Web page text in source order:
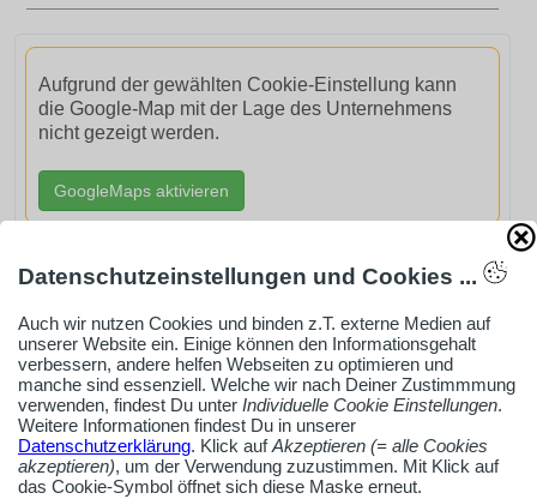
Aufgrund der gewählten Cookie-Einstellung kann
die Google-Map mit der Lage des Unternehmens
nicht gezeigt werden.
GoogleMaps aktivieren
AdSense smARTe inArticle-Anzeige aktivieren
Ob Solo-Selbsständiger, Handwerksbetrieb oder
Industrieunternehmen
Erstelle jetzt ein gratis Firmenprofil für dein Unternehmen:
Datenschutzeinstellungen und Cookies ...
Auch wir nutzen Cookies und binden z.T. externe Medien auf
unserer Website ein. Einige können den Informationsgehalt
verbessern, andere helfen Webseiten zu optimieren und
manche sind essenziell. Welche wir nach Deiner Zustimmmung
verwenden, findest Du unter Individuelle Cookie Einstellungen.
Weitere Informationen findest Du in unserer
Datenschutzerklärung. Klick aufAkzeptieren (= alle Cookies
akzeptieren), um der Verwendung zuzustimmen. Mit Klick auf
das Cookie-Symbol öffnet sich diese Maske erneut.